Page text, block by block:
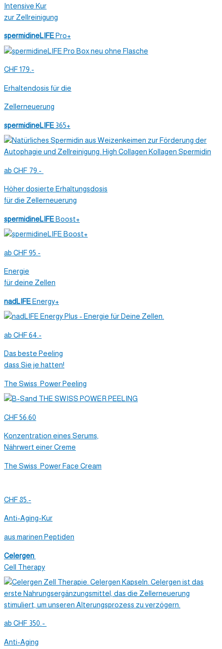
Intensive Kur
zur Zellreinigung
spermidineLIFE Pro+
CHF 179.-
Erhaltendosis für die
Zellerneuerung
spermidineLIFE 365+
ab CHF 79.-
Höher dosierte Erhaltungsdosis
für die Zellerneuerung
spermidineLIFE Boost+
ab CHF 95.-
Energie
für deine Zellen
nadLIFE Energy+
ab CHF 64.-
Das beste Peeling
dass Sie je hatten!
The Swiss Power Peeling
CHF 56.60
Konzentration eines Serums,
Nährwert einer Creme
The Swiss Power Face Cream
CHF 85.-
Anti-Aging-Kur
aus marinen Peptiden
Celergen
Cell Therapy
ab CHF 350.-
Anti-Aging